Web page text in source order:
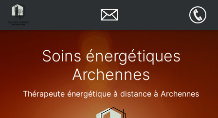
Soins énergétiques
Archennes
Thérapeute énergétique à distance à Archennes